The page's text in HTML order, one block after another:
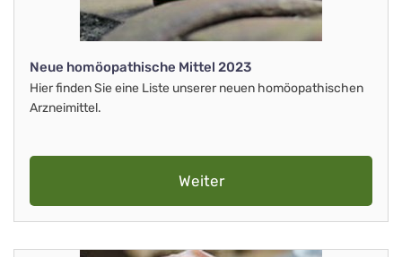
Neue homöopathische Mittel 2023
Hier finden Sie eine Liste unserer neuen homöopathischen
Arzneimittel.
Weiter